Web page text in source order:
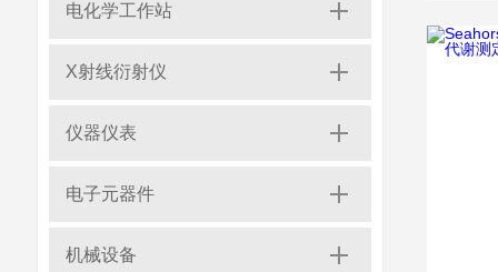
电化学工作站
X射线衍射仪
仪器仪表
电子元器件
机械设备